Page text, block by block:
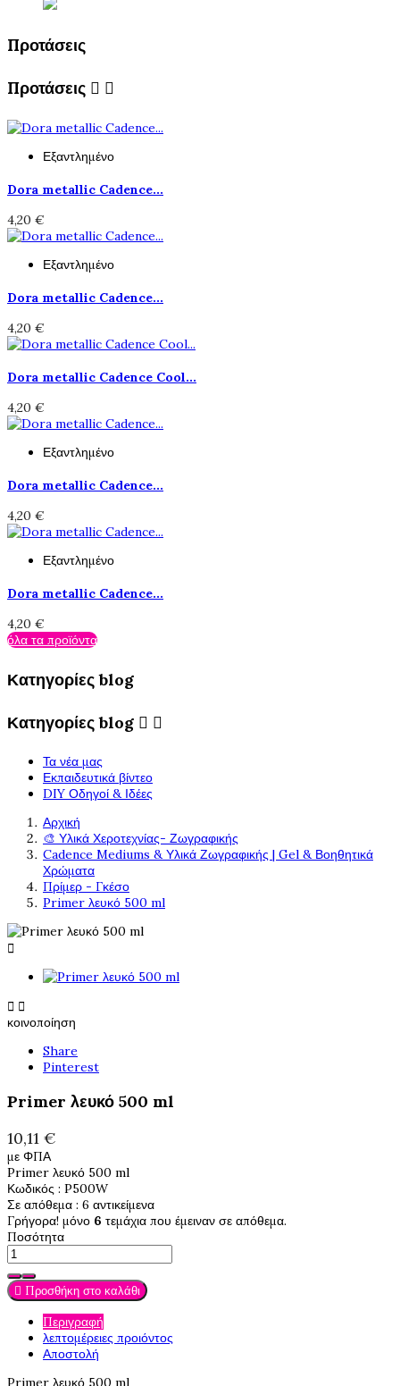
Προτάσεις
Προτάσεις  
Εξαντλημένο
Dora metallic Cadence...
4,20 €
Εξαντλημένο
Dora metallic Cadence...
4,20 €
Dora metallic Cadence Cool...
4,20 €
Εξαντλημένο
Dora metallic Cadence...
4,20 €
Εξαντλημένο
Dora metallic Cadence...
4,20 €
όλα τα προϊόντα
Κατηγορίες blog
Κατηγορίες blog  
Τα νέα μας
Εκπαιδευτικά βίντεο
DIY Οδηγοί & Ιδέες
Αρχική
🎨 Υλικά Χεροτεχνίας- Ζωγραφικής
Cadence Mediums & Υλικά Ζωγραφικής | Gel & Βοηθητικά
Χρώματα
Πρίμερ - Γκέσο
Primer λευκό 500 ml

 
κοινοποίηση
Share
Pinterest
Primer λευκό 500 ml
10,11 €
με ΦΠΑ
Primer λευκό 500 ml
Κωδικός : P500W
Σε απόθεμα : 6 αντικείμενα
Γρήγορα! μόνο 6 τεμάχια που έμειναν σε απόθεμα.
Ποσότητα
 Προσθήκη στο καλάθι
Περιγραφή
λεπτομέρειες προιόντος
Αποστολή